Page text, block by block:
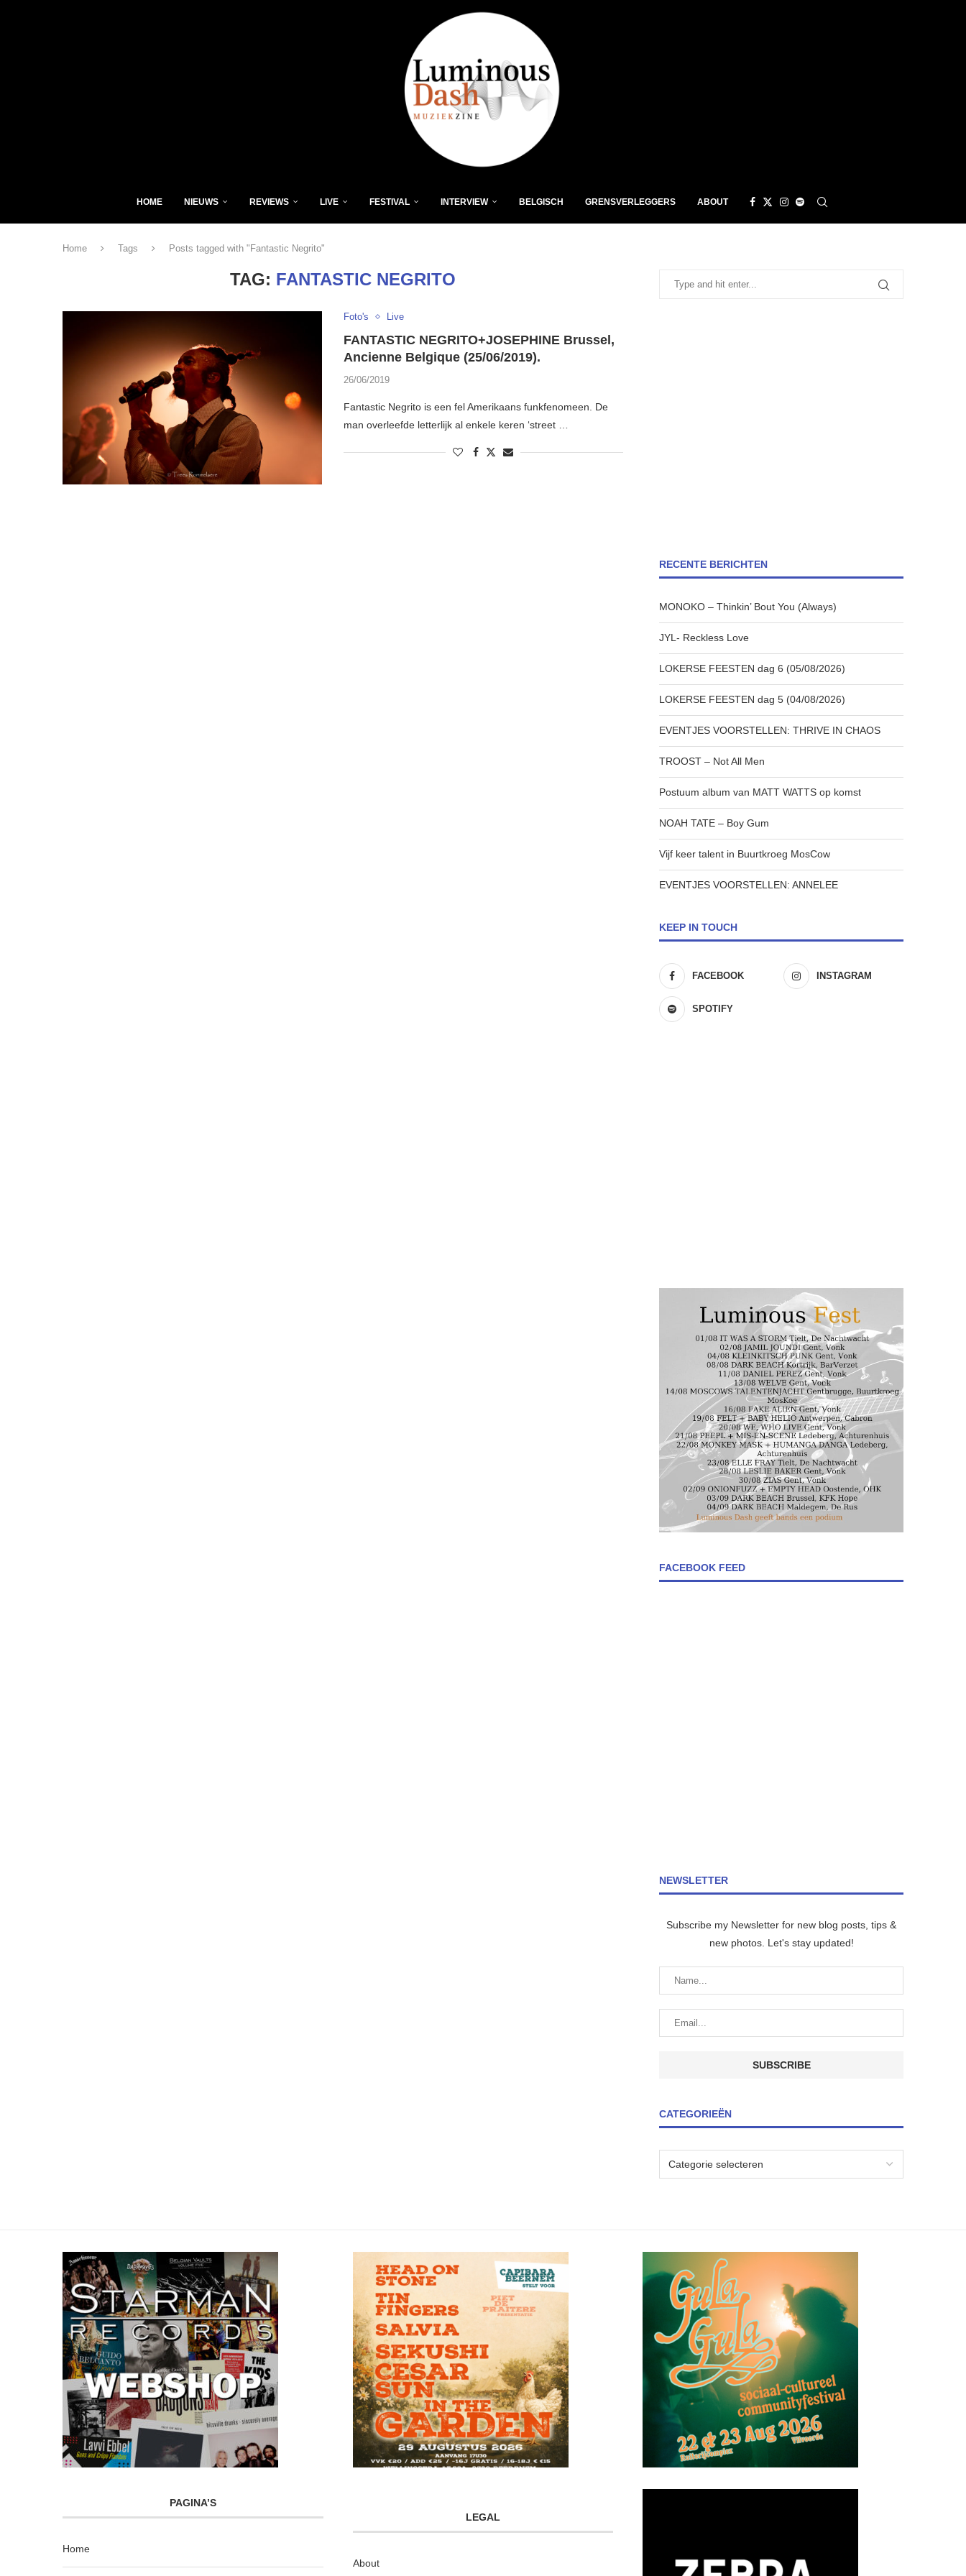
HOME NIEUWS REVIEWS LIVE FESTIVAL INTERVIEW BELGISCH GRENSVERLEGGERS ABOUT
Home Tags Posts tagged with "Fantastic Negrito"
TAG: FANTASTIC NEGRITO
Foto's Live
FANTASTIC NEGRITO+JOSEPHINE Brussel,
Ancienne Belgique (25/06/2019).
26/06/2019
Fantastic Negrito is een fel Amerikaans funkfenomeen. De
man overleefde letterlijk al enkele keren ‘street …
RECENTE BERICHTEN
MONOKO – Thinkin’ Bout You (Always)
JYL- Reckless Love
LOKERSE FEESTEN dag 6 (05/08/2026)
LOKERSE FEESTEN dag 5 (04/08/2026)
EVENTJES VOORSTELLEN: THRIVE IN CHAOS
TROOST – Not All Men
Postuum album van MATT WATTS op komst
NOAH TATE – Boy Gum
Vijf keer talent in Buurtkroeg MosCow
EVENTJES VOORSTELLEN: ANNELEE
KEEP IN TOUCH
FACEBOOK INSTAGRAM
SPOTIFY
FACEBOOK FEED
NEWSLETTER
Subscribe my Newsletter for new blog posts, tips &
new photos. Let's stay updated!
CATEGORIEËN
PAGINA’S
Home
LEGAL
About